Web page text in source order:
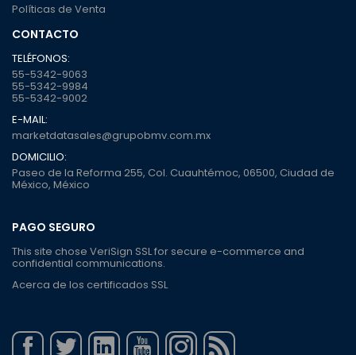
Políticas de Venta
CONTACTO
TELÉFONOS:
55-5342-9063
55-5342-9984
55-5342-9002
E-MAIL:
marketdatasales@grupobmv.com.mx
DOMICILIO:
Paseo de la Reforma 255, Col. Cuauhtémoc, 06500, Ciudad de
México, México
PAGO SEGURO
This site chose VeriSign SSL for secure e-commerce and
confidential communications.
Acerca de los certificados SSL